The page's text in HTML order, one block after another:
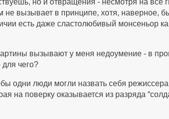
не вызывает в принципе, хотя, наверное,
есть даже сластолюбивый монсеньор
вызывают у меня недоумение - в
чего?
одни люди могли назвать себя
на поверку оказывается из разряда